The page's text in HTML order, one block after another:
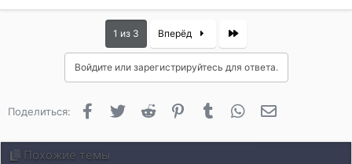
1 из 3 Вперёд Last
Войдите или зарегистрируйтесь для ответа.
Поделиться: FacebookTwitter Reddit PinterestTumblr WhatsApp
Похожие темы